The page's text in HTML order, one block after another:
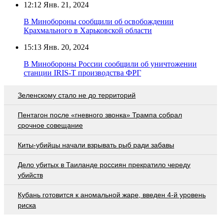
12:12 Янв. 21, 2024
В Минобороны сообщили об освобождении
Крахмального в Харьковской области
15:13 Янв. 20, 2024
В Минобороны России сообщили об уничтожении
станции IRIS-T производства ФРГ
Зеленскому стало не до территорий
Пентагон после «гневного звонка» Трампа собрал
срочное совещание
Киты-убийцы начали взрывать рыб ради забавы
Дело убитых в Таиланде россиян прекратило череду
убийств
Кубань готовится к аномальной жаре, введен 4-й уровень
риска